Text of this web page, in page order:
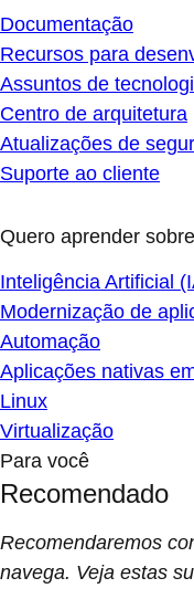
Documentação
Recursos para
Assuntos de
Centro de arquitetura
Atualizações de
Suporte ao cliente
Quero aprender
Inteligência Artificial
Modernização de
Automação
Aplicações nativas
Linux
Virtualização
Para você
Recomendado
Recomendaremos
navega. Veja estas